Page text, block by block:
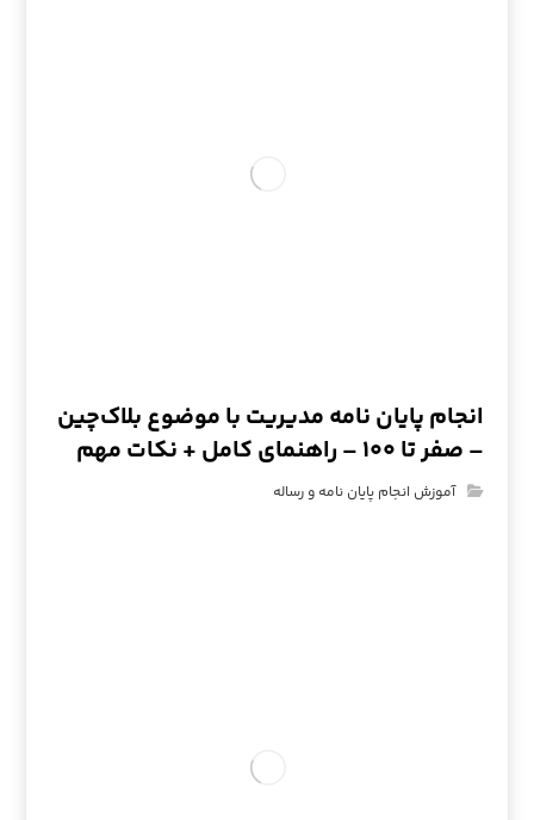
انجام پایان نامه مدیریت با موضوع بلاک‌چین
– صفر تا ۱۰۰ – راهنمای کامل + نکات مهم
آموزش انجام پایان نامه و رساله